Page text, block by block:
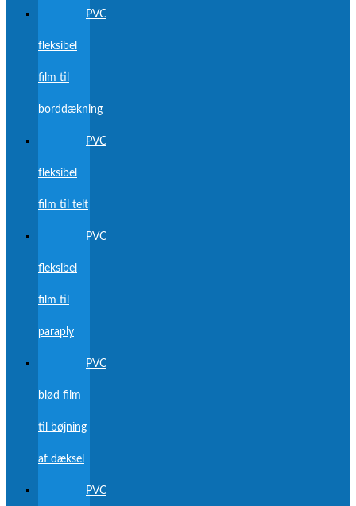
PVC
fleksibel
film til
borddækning
PVC
fleksibel
film til telt
PVC
fleksibel
film til
paraply
PVC
blød film
til bøjning
af dæksel
PVC